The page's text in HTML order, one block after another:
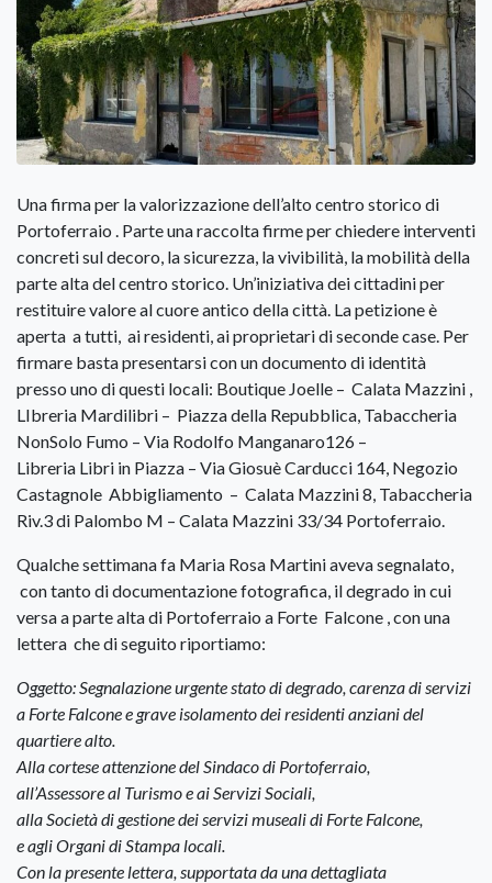
Una firma per la valorizzazione dell’alto centro storico di
Portoferraio . Parte una raccolta firme per chiedere interventi
concreti sul decoro, la sicurezza, la vivibilità, la mobilità della
parte alta del centro storico. Un’iniziativa dei cittadini per
restituire valore al cuore antico della città. La petizione è
aperta a tutti, ai residenti, ai proprietari di seconde case. Per
firmare basta presentarsi con un documento di identità
presso uno di questi locali: Boutique Joelle – Calata Mazzini ,
LIbreria Mardilibri – Piazza della Repubblica, Tabaccheria
NonSolo Fumo – Via Rodolfo Manganaro126 –
Libreria Libri in Piazza – Via Giosuè Carducci 164, Negozio
Castagnole Abbigliamento – Calata Mazzini 8, Tabaccheria
Riv.3 di Palombo M – Calata Mazzini 33/34 Portoferraio.
Qualche settimana fa Maria Rosa Martini aveva segnalato,
con tanto di documentazione fotografica, il degrado in cui
versa a parte alta di Portoferraio a Forte Falcone , con una
lettera che di seguito riportiamo:
Oggetto: Segnalazione urgente stato di degrado, carenza di servizi
a Forte Falcone e grave isolamento dei residenti anziani del
quartiere alto.
Alla cortese attenzione del Sindaco di Portoferraio,
all’Assessore al Turismo e ai Servizi Sociali,
alla Società di gestione dei servizi museali di Forte Falcone,
e agli Organi di Stampa locali.
Con la presente lettera, supportata da una dettagliata